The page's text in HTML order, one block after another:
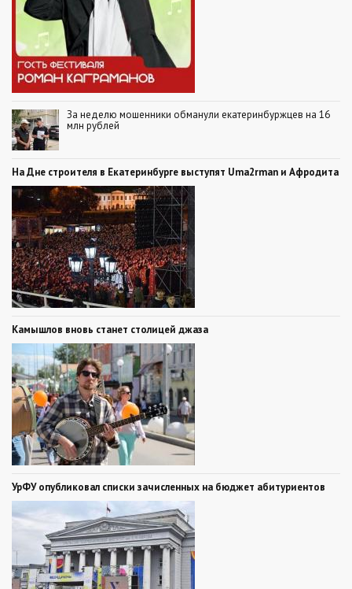
За неделю мошенники обманули екатеринбуржцев на 16
млн рублей
На Дне строителя в Екатеринбурге выступят Uma2rman и Афродита
Камышлов вновь станет столицей джаза
УрФУ опубликовал списки зачисленных на бюджет абитуриентов